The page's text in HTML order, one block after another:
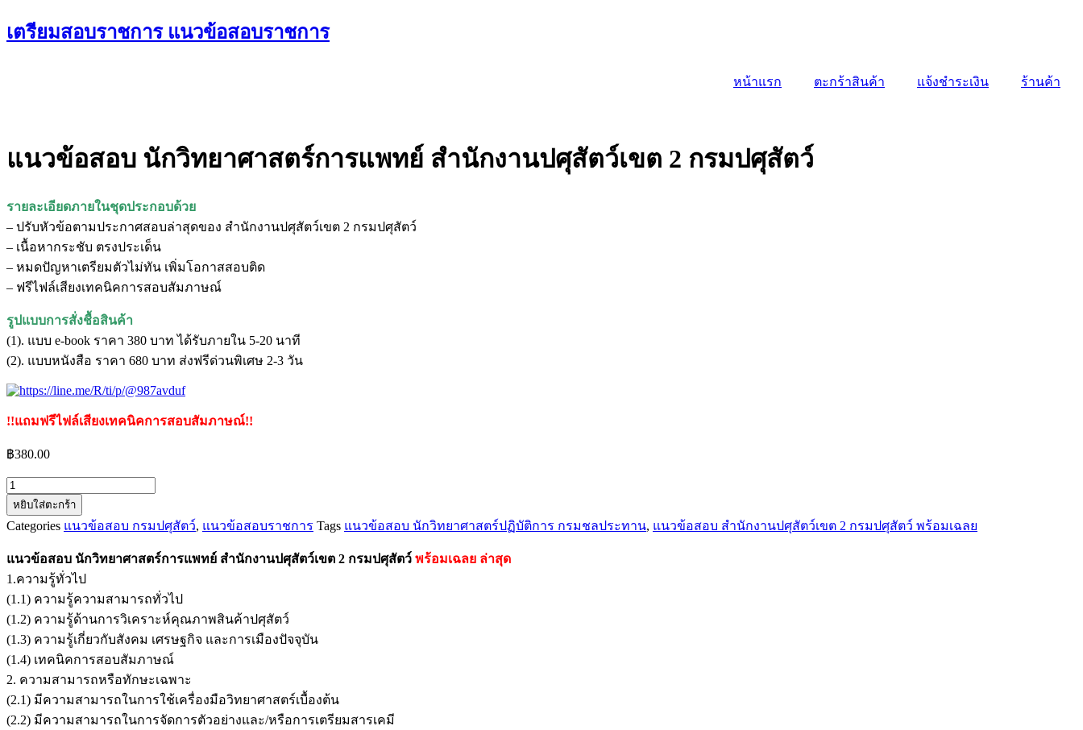
Skip
to
เตรียมสอบราชการ แนวข้อสอบราชการ
หน้าแรก ตะกร้าสินค้า แจ้งชำระเงิน ร้านค้า
แนวข้อสอบ นักวิทยาศาสตร์การแพทย์ สำนักงานปศุสัตว์เขต 2 กรมปศุสัตว์
รายละเอียดภายในชุดประกอบด้วย
– ปรับหัวข้อตามประกาศสอบล่าสุดของ สำนักงานปศุสัตว์เขต 2 กรมปศุสัตว์
– เนื้อหากระชับ ตรงประเด็น
– หมดปัญหาเตรียมตัวไม่ทัน เพิ่มโอกาสสอบติด
– ฟรีไฟล์เสียงเทคนิคการสอบสัมภาษณ์
รูปแบบการสั่งชื้อสินค้า
(1). แบบ e-book ราคา 380 บาท ได้รับภายใน 5-20 นาที
(2). แบบหนังสือ ราคา 680 บาท ส่งฟรีด่วนพิเศษ 2-3 วัน
!!แถมฟรีไฟล์เสียงเทคนิคการสอบสัมภาษณ์!!
฿380.00
จำนวน
แนว
ข้อสอบ
วิทยาศาสตร์
การ
แพทย์
สำนักงาน
ปศุสัตว์
เขต
2
กรม
ปศุสัตว์
หยิบใส่ตะกร้า
Categories แนวข้อสอบ กรมปศุสัตว์, แนวข้อสอบราชการ Tags แนวข้อสอบ นักวิทยาศาสตร์ปฏิบัติการ กรมชลประทาน, แนวข้อสอบ สำนักงานปศุสัตว์เขต 2 กรมปศุสัตว์ พร้อมเฉลย
แนวข้อสอบ นักวิทยาศาสตร์การแพทย์ สำนักงานปศุสัตว์เขต 2 กรมปศุสัตว์ พร้อมเฉลย ล่าสุด
1.ความรู้ทั่วไป
(1.1) ความรู้ความสามารถทั่วไป
(1.2) ความรู้ด้านการวิเคราะห์คุณภาพสินค้าปศุสัตว์
(1.3) ความรู้เกี่ยวกับสังคม เศรษฐกิจ และการเมืองปัจจุบัน
(1.4) เทคนิคการสอบสัมภาษณ์
2. ความสามารถหรือทักษะเฉพาะ
(2.1) มีความสามารถในการใช้เครื่องมือวิทยาศาสตร์เบื้องต้น
(2.2) มีความสามารถในการจัดการตัวอย่างและ/หรือการเตรียมสารเคมี